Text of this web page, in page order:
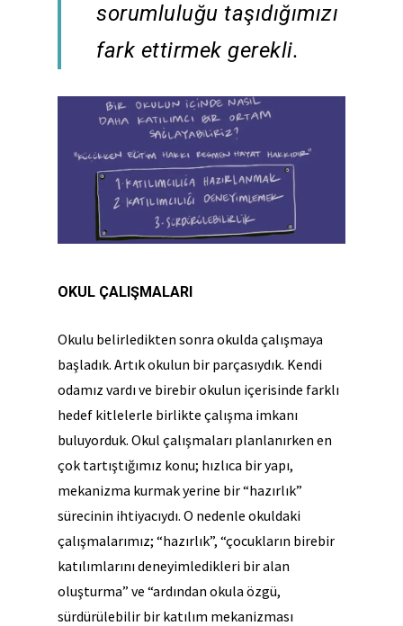
sorumluluğu taşıdığımızı
fark ettirmek gerekli.
OKUL ÇALIŞMALARI
Okulu belirledikten sonra okulda çalışmaya
başladık. Artık okulun bir parçasıydık. Kendi
odamız vardı ve birebir okulun içerisinde farklı
hedef kitlelerle birlikte çalışma imkanı
buluyorduk. Okul çalışmaları planlanırken en
çok tartıştığımız konu; hızlıca bir yapı,
mekanizma kurmak yerine bir “hazırlık”
sürecinin ihtiyacıydı. O nedenle okuldaki
çalışmalarımız; “hazırlık”, “çocukların birebir
katılımlarını deneyimledikleri bir alan
oluşturma” ve “ardından okula özgü,
sürdürülebilir bir katılım mekanizması